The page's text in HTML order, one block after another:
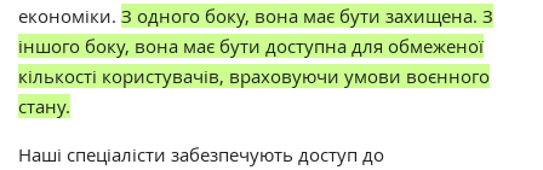
економіки. З одного боку, вона має бути захищена. З
іншого боку, вона має бути доступна для обмеженої
кількості користувачів, враховуючи умови воєнного
стану.
Наші спеціалісти забезпечують доступ до